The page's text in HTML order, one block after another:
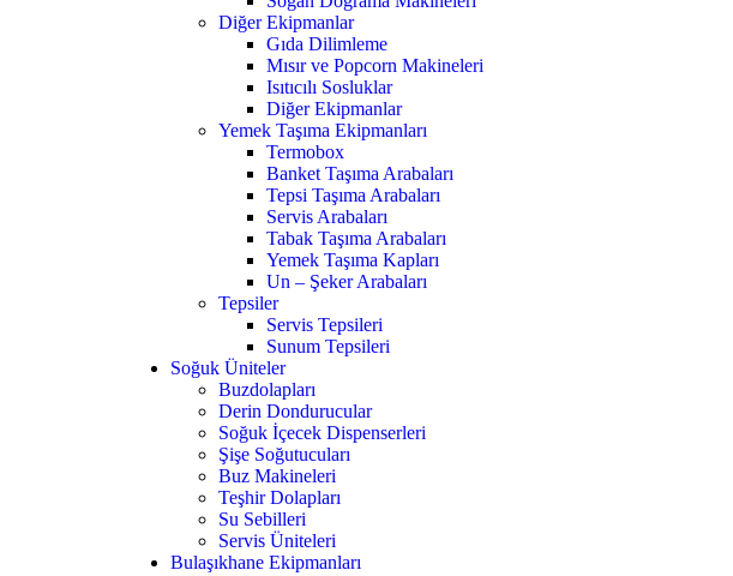
Diğer Ekipmanlar
Gıda Dilimleme
Mısır ve Popcorn Makineleri
Isıtıcılı Sosluklar
Diğer Ekipmanlar
Yemek Taşıma Ekipmanları
Termobox
Banket Taşıma Arabaları
Tepsi Taşıma Arabaları
Servis Arabaları
Tabak Taşıma Arabaları
Yemek Taşıma Kapları
Un – Şeker Arabaları
Tepsiler
Servis Tepsileri
Sunum Tepsileri
Soğuk Üniteler
Buzdolapları
Derin Dondurucular
Soğuk İçecek Dispenserleri
Şişe Soğutucuları
Buz Makineleri
Teşhir Dolapları
Su Sebilleri
Servis Üniteleri
Bulaşıkhane Ekipmanları